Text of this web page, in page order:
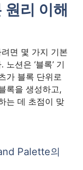
원리 이해
면 몇 가지 기본
션은 ‘블록’ 기
가 블록 단위로
록을 생성하고,
는 데 초점이 맞
Palette의